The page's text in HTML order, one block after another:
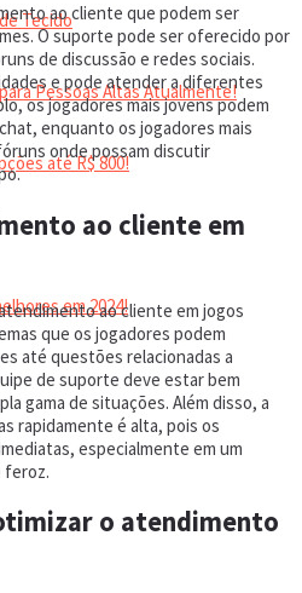
Tecido
Pessoas Altas Atualmente!
até R$ 800!
em 2024!
ao cliente que podem ser
O suporte pode ser oferecido por
de discussão e redes sociais.
e pode atender a diferentes
os jogadores mais jovens podem
enquanto os jogadores mais
onde possam discutir
ao cliente em
ao cliente em jogos
que os jogadores podem
até questões relacionadas a
de suporte deve estar bem
gama de situações. Além disso, a
rapidamente é alta, pois os
especialmente em um
feroz.
o atendimento